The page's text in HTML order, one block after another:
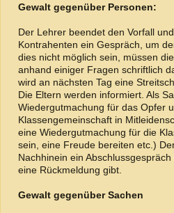
Gewalt gegenüber Personen:
Der Lehrer beendet den Vorfall
Kontrahenten ein Gespräch, um
dies nicht möglich sein, müssen
anhand einiger Fragen schriftlich
wird an nächsten Tag eine
Die Eltern werden informiert. Als
Wiedergutmachung für das Opfer
Klassengemeinschaft in
eine Wiedergutmachung für die
sein, eine Freude bereiten etc.)
Nachhinein ein
eine Rückmeldung gibt.
Gewalt gegenüber Sachen